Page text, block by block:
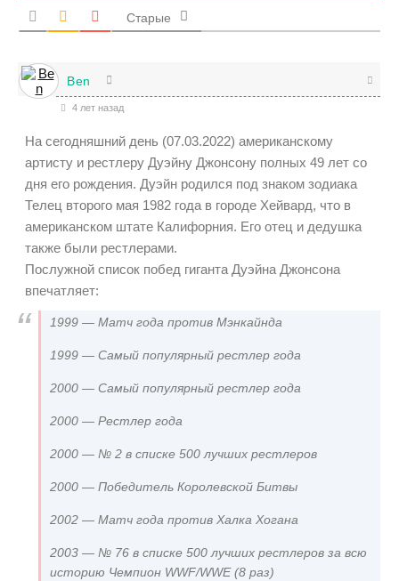
Старые
Ben
4 лет назад
На сегодняшний день (07.03.2022) американскому
артисту и рестлеру Дуэйну Джонсону полных 49 лет со
дня его рождения. Дуэйн родился под знаком зодиака
Телец второго мая 1982 года в городе Хейвард, что в
американском штате Калифорния. Его отец и дедушка
также были рестлерами.
Послужной список побед гиганта Дуэйна Джонсона
впечатляет:
1999 — Матч года против Мэнкайнда
1999 — Самый популярный рестлер года
2000 — Самый популярный рестлер года
2000 — Рестлер года
2000 — № 2 в списке 500 лучших рестлеров
2000 — Победитель Королевской Битвы
2002 — Матч года против Халка Хогана
2003 — № 76 в списке 500 лучших рестлеров за всю
историю Чемпион WWF/WWE (8 раз)